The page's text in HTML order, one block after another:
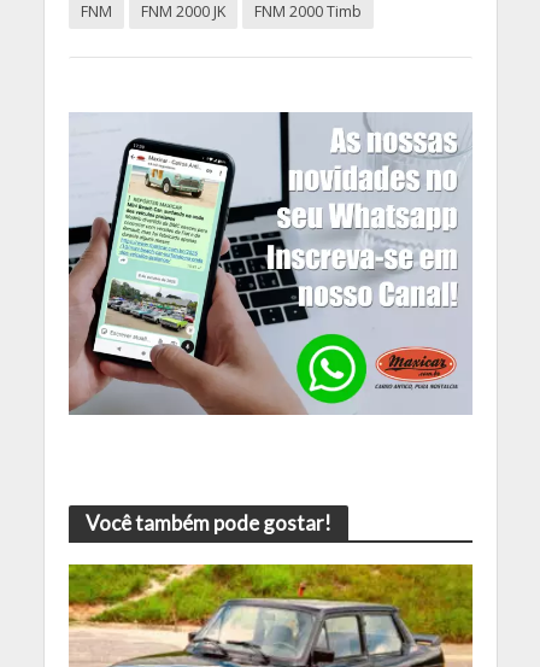
FNM
FNM 2000 JK FNM 2000 Timb
Você também pode gostar!